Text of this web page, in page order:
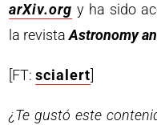
arXiv.org y ha sido
la revistaAstronomy
[FT:scialert
¿Te gustó este